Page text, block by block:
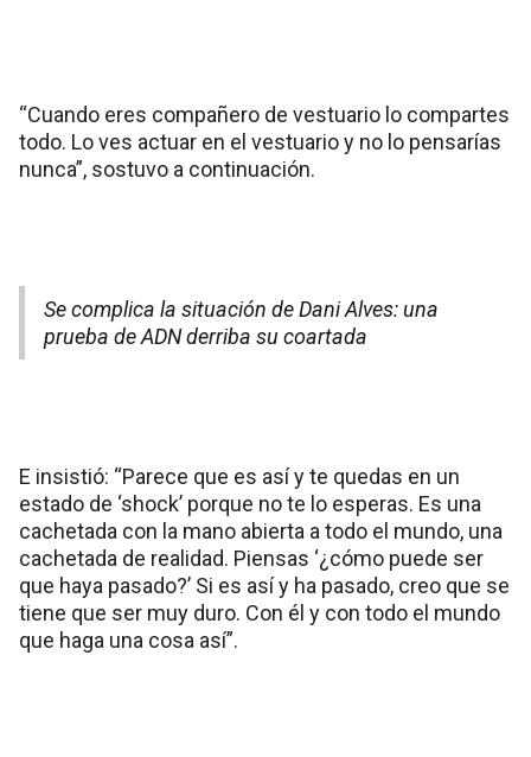
“Cuando eres compañero de vestuario lo compartes
todo. Lo ves actuar en el vestuario y no lo pensarías
nunca”, sostuvo a continuación.
Se complica la situación de Dani Alves: una
prueba de ADN derriba su coartada
E insistió: “Parece que es así y te quedas en un
estado de ‘shock’ porque no te lo esperas. Es una
cachetada con la mano abierta a todo el mundo, una
cachetada de realidad. Piensas ‘¿cómo puede ser
que haya pasado?’ Si es así y ha pasado, creo que se
tiene que ser muy duro. Con él y con todo el mundo
que haga una cosa así”.